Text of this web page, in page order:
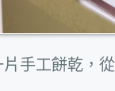
手工餅乾，